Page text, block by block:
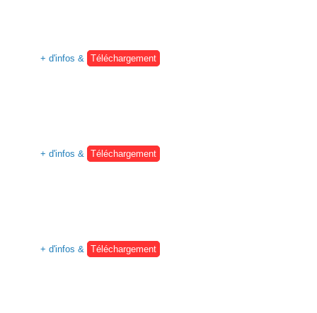
+ d'infos & Téléchargement
+ d'infos & Téléchargement
+ d'infos & Téléchargement